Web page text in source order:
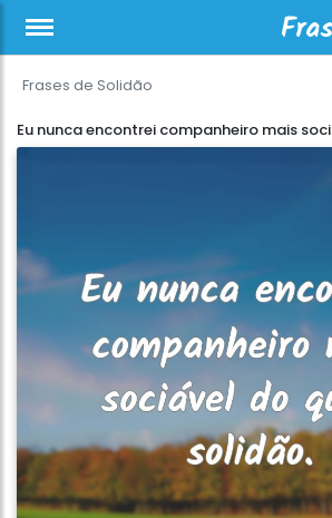
Frases de Solidão
Eu nunca encontrei companheiro mais soci